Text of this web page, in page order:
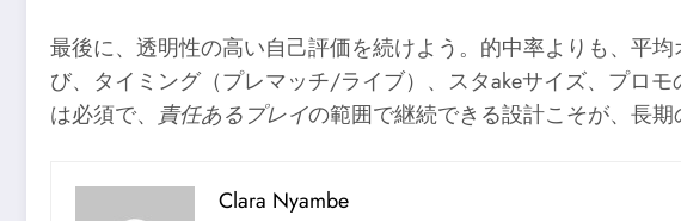
最後に、透明性の高い自己評価を続けよう。的中率よりも、平
び、タイミング（プレマッチ/ライブ）、スタakeサイズ、プロ
は必須で、 責任あるプレイの範囲で継続できる設計こそが、長期
Clara Nyambe